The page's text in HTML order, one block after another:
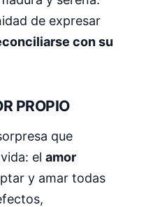
de expresar
con su
PROPIO
que
el amor
y amar todas